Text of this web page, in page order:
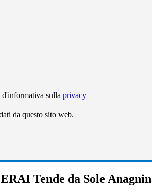
d'informativa sulla privacy
da questo sito web.
Tende da Sole